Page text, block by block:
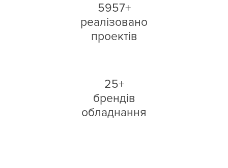
5957+
реалізовано
проектів
25+
брендів
обладнання